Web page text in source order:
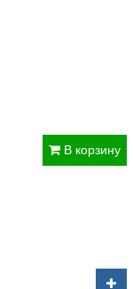
В корзину